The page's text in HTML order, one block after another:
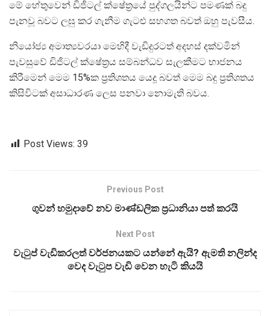
මේ හේතුවෙන් ඩිජිටල් ක්ෂේත්‍රයේ පුද්ගලයින්ට පමණක් බදු
පැනවූ බවට ලඝු කර ගැනීම ගැටළු සහගත බවත් ඔහු පැවසීය.
නියෝජ්‍ය අමාත්‍යවරයා මෙහිදී වැඩිදුරටත් අදහස් දක්වමින්
පැවසුවේ ඩිජිටල් ක්ෂේත්‍රය සම්බන්ධව සැලකීමට භාජනය
කිරීමෙන් මෙම 15%ක ප්‍රතිශතය යෙදූ බවත් මෙම බදු ප්‍රතිශතය
කිසිවිටක් අසාධාරණ ලෙස පනවා නොමැති බවය.
Post Views: 39
Previous Post
ගුවන් හමුදාවේ නව මාණ්ඩලික ප්‍රධානියා පත් කරයි
Next Post
වැටුප් වැඩිකරලත් වර්ජනයකට යන්නේ ඇයි? ඇමති නලින්ද
වෙද වැටුප වැඩි වෙන හැටි කියයි